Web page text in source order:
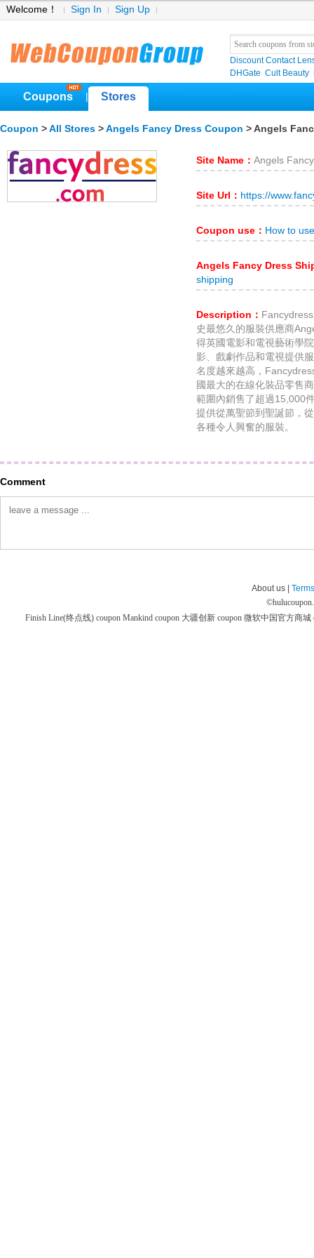
Welcome！ Sign In Sign Up
Discount Contact
DHGate Cult Beauty
Coupons Stores
Coupon > All Stores > Angels Fancy Dress Coupon > Angels
Site Name： Angels
Site Url： https://
Coupon use： How to
Angels Fancy Dress
shipping
Description：
史最悠久的服裝供應商
得英國電影和電視藝術學
影、戲劇作品和電視提供
名度越來越高，
國最大的在線化裝品零售
範圍內銷售了超過15,000
提供從萬聖節到聖誕節，
各種令人興奮的服裝。
Comment
About us |
©
Finish Line(终点线) coupon Mankind coupon 大疆创新 coupon 微软中国官方商城